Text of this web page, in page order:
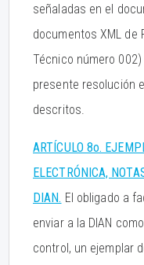
señaladas en el
documentos XML de
Técnico número
presente resolución
descritos.
ARTÍCULO 8o.
ELECTRÓNICA,
DIAN. El obligado a
enviar a la DIAN
control, un ejemplar